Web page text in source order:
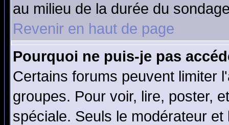
au milieu de la durée du
Revenir en haut de page
Pourquoi ne puis-je pas
Certains forums peuvent limiter
groupes. Pour voir, lire, poster,
spéciale. Seuls le modérateur